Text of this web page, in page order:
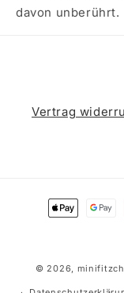
davon unberührt.
Vertrag
© 2026,